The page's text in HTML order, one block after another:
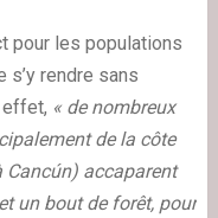
pour les populations
rendre sans
effet, « de nombreux
de la côte
Cancún) accaparent
un bout de forêt, pour